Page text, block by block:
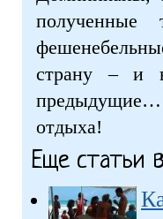
страну – и
предыдущие…
отдыха!
Еще статьи